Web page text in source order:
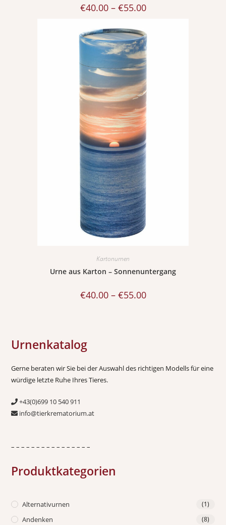
€40.00 – €55.00
Kartonurnen
Urne aus Karton – Sonnenuntergang
€40.00 – €55.00
Urnenkatalog
Gerne beraten wir Sie bei der Auswahl des richtigen Modells für eine
würdige letzte Ruhe Ihres Tieres.
+43(0)699 10 540 911
info@tierkrematorium.at
– – – – – – – – – – – – – – – –
Produktkategorien
Alternativurnen (1)
Andenken (8)